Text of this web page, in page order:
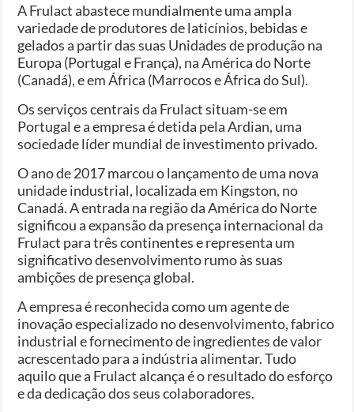
A Frulact abastece mundialmente uma ampla
variedade de produtores de laticínios, bebidas e
gelados a partir das suas Unidades de produção na
Europa (Portugal e França), na América do Norte
(Canadá), e em África (Marrocos e África do Sul).
Os serviços centrais da Frulact situam-se em
Portugal e a empresa é detida pela Ardian, uma
sociedade líder mundial de investimento privado.
O ano de 2017 marcou o lançamento de uma nova
unidade industrial, localizada em Kingston, no
Canadá. A entrada na região da América do Norte
significou a expansão da presença internacional da
Frulact para três continentes e representa um
significativo desenvolvimento rumo às suas
ambições de presença global.
A empresa é reconhecida como um agente de
inovação especializado no desenvolvimento, fabrico
industrial e fornecimento de ingredientes de valor
acrescentado para a indústria alimentar. Tudo
aquilo que a Frulact alcança é o resultado do esforço
e da dedicação dos seus colaboradores.